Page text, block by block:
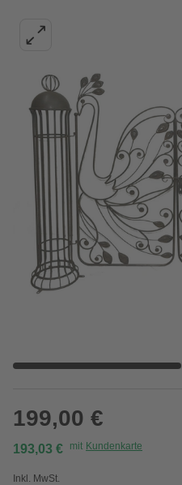
199,00 €
193,03 € mit Kundenkarte
Inkl. MwSt.